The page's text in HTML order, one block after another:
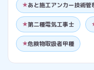
あと施工アンカー技術管
第二種電気工事士
危険物取扱者甲種